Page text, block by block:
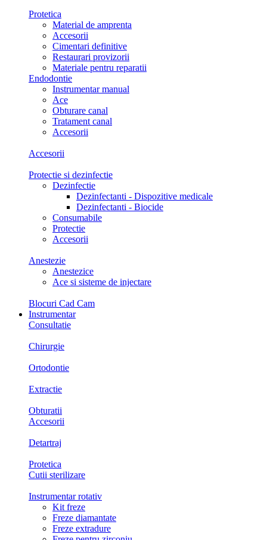
Protetica
Material de amprenta
Accesorii
Cimentari definitive
Restaurari provizorii
Materiale pentru reparatii
Endodontie
Instrumentar manual
Ace
Obturare canal
Tratament canal
Accesorii
Accesorii
Protectie si dezinfectie
Dezinfectie
Dezinfectanti - Dispozitive medicale
Dezinfectanti - Biocide
Consumabile
Protectie
Accesorii
Anestezie
Anestezice
Ace si sisteme de injectare
Blocuri Cad Cam
Instrumentar
Consultatie
Chirurgie
Ortodontie
Extractie
Obturatii
Accesorii
Detartraj
Protetica
Cutii sterilizare
Instrumentar rotativ
Kit freze
Freze diamantate
Freze extradure